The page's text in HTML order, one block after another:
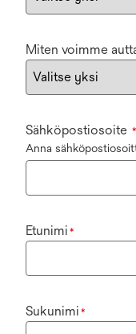
Miten voimme
Sähköpostiosoite *
Anna
Etunimi *
Sukunimi *